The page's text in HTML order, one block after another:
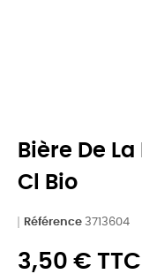
Bière De
Cl Bio
Référence 3713604
3,50 € TTC